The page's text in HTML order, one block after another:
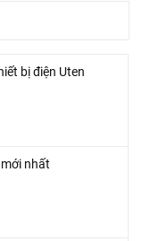
bị điện Uten
nhất